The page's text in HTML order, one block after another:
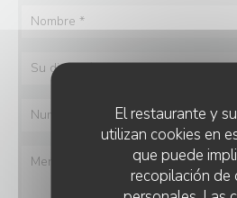
El restaurante y
utilizan cookies en
que puede
recopilación de